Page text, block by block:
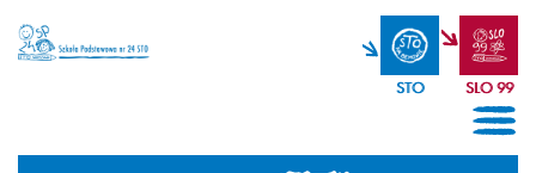
STO SLO 99